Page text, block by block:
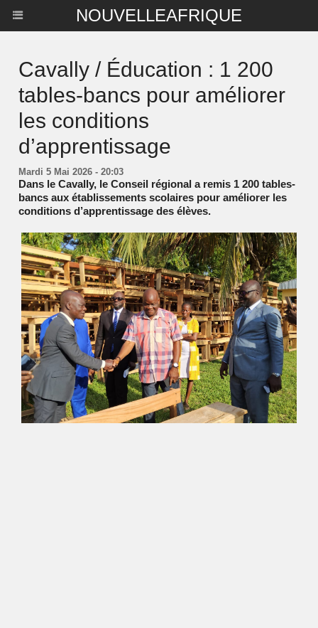
NOUVELLEAFRIQUE
Cavally / Éducation : 1 200
tables-bancs pour améliorer
les conditions
d’apprentissage
Mardi 5 Mai 2026 - 20:03
Dans le Cavally, le Conseil régional a remis 1 200 tables-
bancs aux établissements scolaires pour améliorer les
conditions d’apprentissage des élèves.